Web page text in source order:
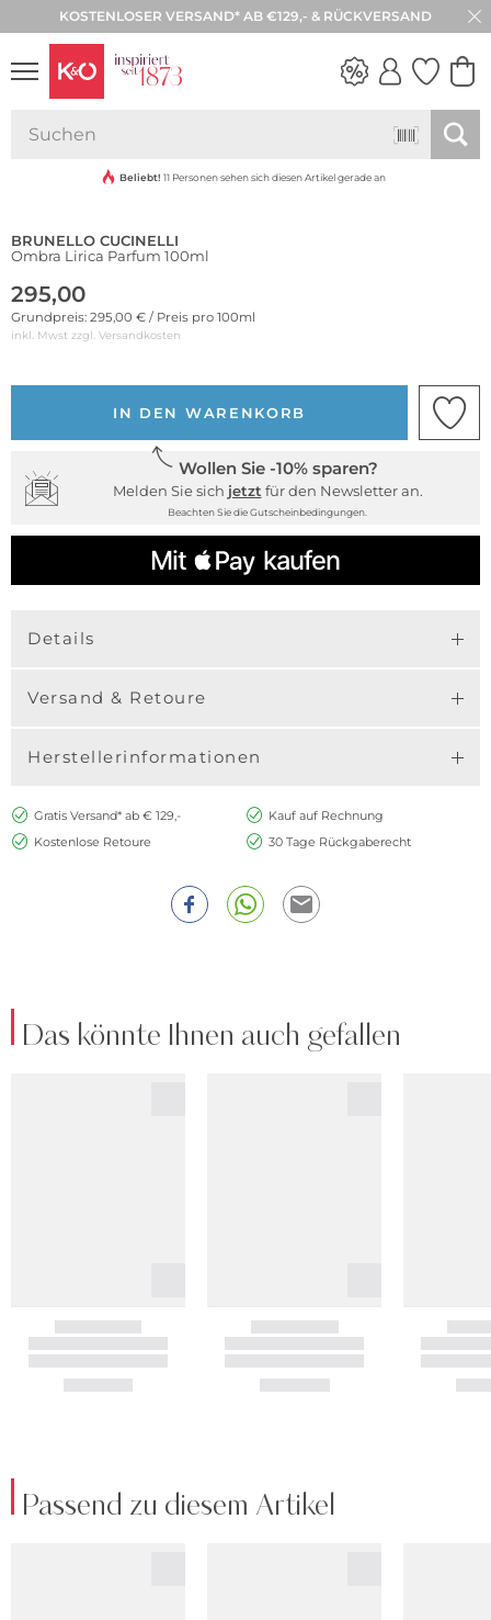
KOSTENLOSER VERSAND* AB €129,- & RÜCKVERSAND
30 TAGE RÜCKGABE
VIBES
Beliebt! 11 Personen sehen sich diesen Artikel gerade an
BRUNELLO CUCINELLI
Ombra Lirica Parfum 100ml
295,00
Grundpreis: 295,00 € / Preis pro 100ml
inkl. Mwst zzgl. Versandkosten
IN DEN WARENKORB
Wollen Sie -10% sparen?
Melden Sie sich jetzt für den Newsletter an.
Beachten Sie die Gutscheinbedingungen.
Details
Versand & Retoure
Herstellerinformationen
Gratis Versand* ab € 129,-
Kauf auf Rechnung
Kostenlose Retoure
30 Tage Rückgaberecht
Das könnte Ihnen auch gefallen
Passend zu diesem Artikel